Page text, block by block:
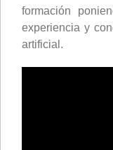
formación
experiencia y
artificial.